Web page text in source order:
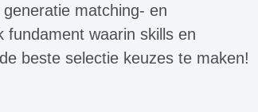
matching- en
fundament waarin skills en
beste selectie keuzes te maken!